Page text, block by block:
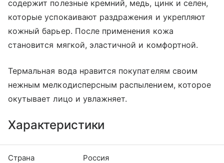
содержит полезные кремний, медь, цинк и селен,
которые успокаивают раздражения и укрепляют
кожный барьер. После применения кожа
становится мягкой, эластичной и комфортной.
Термальная вода нравится покупателям своим
нежным мелкодисперсным распылением, которое
окутывает лицо и увлажняет.
Характеристики
Страна Россия